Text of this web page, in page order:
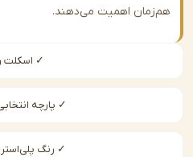
اهمیت می‌دهند.
✓ اسکلت راش
✓ پارچه انتخابی از کالیته
✓ رنگ پلی‌استر ضدخش